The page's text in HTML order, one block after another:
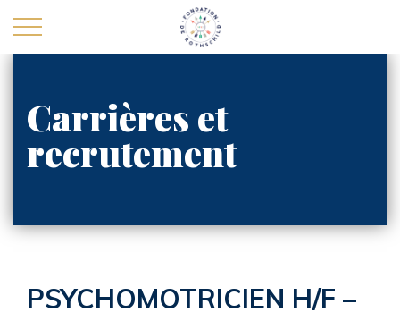
La Fondation
Carrières et
recrutement
PSYCHOMOTRICIEN H/F –